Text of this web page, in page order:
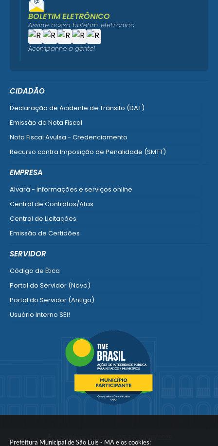
Prefeitura Municipal de São Luís - MA e os cookies:
CIDADÃO
Declaração de Acidente de Trânsito (DAT)
Emissão de Nota Fiscal
Nota Fiscal Avulsa - Credenciamento
Recurso contra Imposição de Penalidade (SMTT)
EMPRESA
Alvará - informações e serviços online
Central de Contratos/Atas
Central de Licitações
Emissão de Certidões
SERVIDOR
Código de Ética
Portal do Servidor (Novo)
Portal do Servidor (Antigo)
Usuário Interno SEI!
Portal do Segurado
Manual de Gestão Patrimonial
Ver mais serviços para o Servidor
BOLETIM ELETRÔNICO
Assine nosso boletim eletrônico
Acompanhe a gente!